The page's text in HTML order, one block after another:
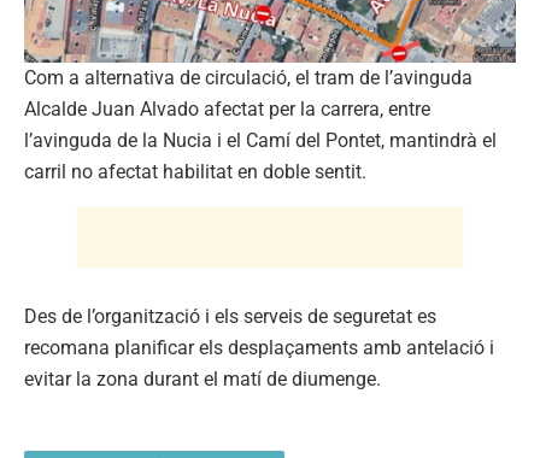
Com a alternativa de circulació, el tram de l’avinguda
Alcalde Juan Alvado afectat per la carrera, entre
l’avinguda de la Nucia i el Camí del Pontet, mantindrà el
carril no afectat habilitat en doble sentit.
Des de l’organització i els serveis de seguretat es
recomana planificar els desplaçaments amb antelació i
evitar la zona durant el matí de diumenge.